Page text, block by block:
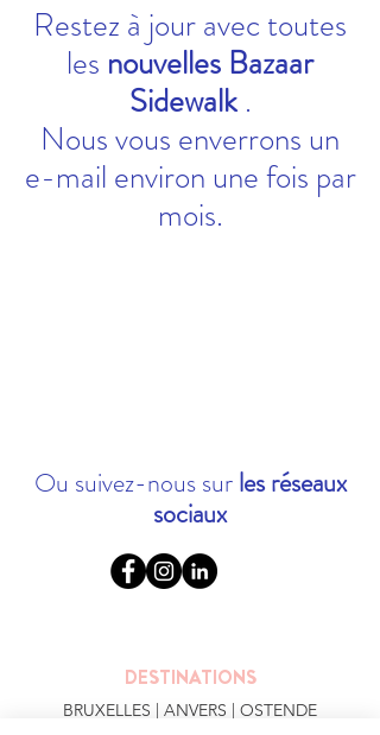
Restez à jour avec toutes
les nouvelles Bazaar
Sidewalk.
Nous vous enverrons un
e-mail environ une fois par
mois.
Ou suivez-nous surles réseaux
sociaux
DESTINATIONS
BRUXELLES | ANVERS | OSTENDE